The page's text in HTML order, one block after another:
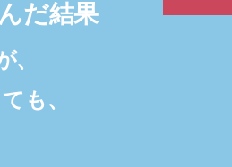
だ結果
、
も、